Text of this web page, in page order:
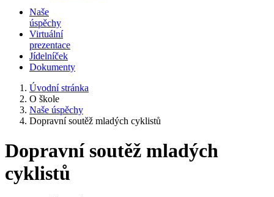
Naše
úspěchy
Virtuální
prezentace
Jídelníček
Dokumenty
Úvodní stránka
O škole
Naše úspěchy
Dopravní soutěž mladých cyklistů
Dopravní soutěž mladých
cyklistů